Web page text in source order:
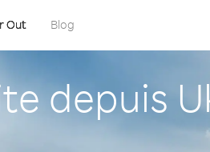
Out Blog
depuis